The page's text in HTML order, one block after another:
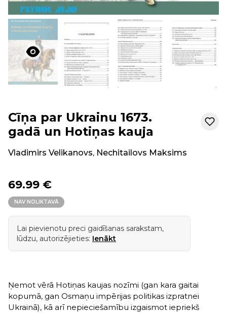
Cīņa par Ukrainu 1673.
gadā un Hotiņas kauja
Vladimirs Velikanovs, Nechitailovs Maksims
69.99 €
NAV NOLIKTAVĀ
Lai pievienotu preci gaidīšanas sarakstam,
lūdzu, autorizējieties: Ienākt
Ņemot vērā Hotiņas kaujas nozīmi (gan kara gaitai
kopumā, gan Osmaņu impērijas politikas izpratnei
Ukrainā), kā arī nepieciešamību izgaismot iepriekš